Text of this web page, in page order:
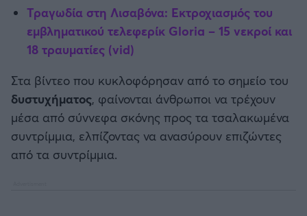
Λίβερπουλ
Άρσεναλ
Γιουβέντους
Μίλαν
Τραγωδία στη Λισαβόνα: Εκτροχιασμός του
εμβληματικού τελεφερίκ Gloria – 15 νεκροί και
18 τραυματίες (vid)
Στα βίντεο που κυκλοφόρησαν από το σημείο του
δυστυχήματος, φαίνονται άνθρωποι να τρέχουν
μέσα από σύννεφα σκόνης προς τα τσαλακωμένα
συντρίμμια, ελπίζοντας να ανασύρουν επιζώντες
από τα συντρίμμια.